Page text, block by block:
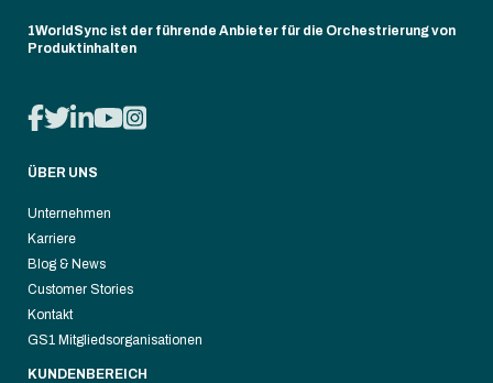
1WorldSync ist der führende Anbieter für die Orchestrierung von
Produktinhalten
ÜBER UNS
Unternehmen
Karriere
Blog & News
Customer Stories
Kontakt
GS1 Mitgliedsorganisationen
KUNDENBEREICH